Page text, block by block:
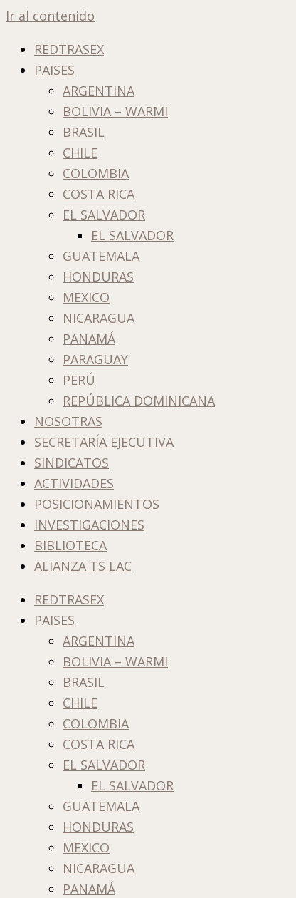
Ir al contenido
REDTRASEX
PAISES
ARGENTINA
BOLIVIA – WARMI
BRASIL
CHILE
COLOMBIA
COSTA RICA
EL SALVADOR
EL SALVADOR
GUATEMALA
HONDURAS
MEXICO
NICARAGUA
PANAMÁ
PARAGUAY
PERÚ
REPÚBLICA DOMINICANA
NOSOTRAS
SECRETARÍA EJECUTIVA
SINDICATOS
ACTIVIDADES
POSICIONAMIENTOS
INVESTIGACIONES
BIBLIOTECA
ALIANZA TS LAC
REDTRASEX
PAISES
ARGENTINA
BOLIVIA – WARMI
BRASIL
CHILE
COLOMBIA
COSTA RICA
EL SALVADOR
EL SALVADOR
GUATEMALA
HONDURAS
MEXICO
NICARAGUA
PANAMÁ